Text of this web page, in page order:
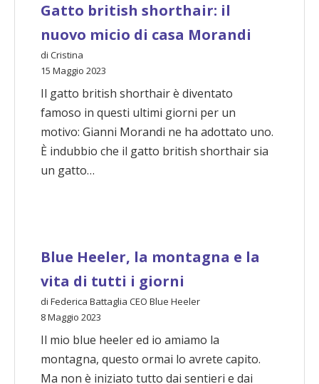
Gatto british shorthair: il
nuovo micio di casa Morandi
di Cristina
15 Maggio 2023
Il gatto british shorthair è diventato
famoso in questi ultimi giorni per un
motivo: Gianni Morandi ne ha adottato uno.
È indubbio che il gatto british shorthair sia
un gatto…
Blue Heeler, la montagna e la
vita di tutti i giorni
di Federica Battaglia CEO Blue Heeler
8 Maggio 2023
Il mio blue heeler ed io amiamo la
montagna, questo ormai lo avrete capito.
Ma non è iniziato tutto dai sentieri e dai